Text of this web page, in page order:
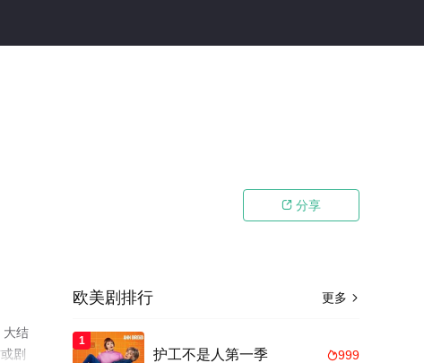
 分享
大结
剧
更多 
欧美剧排行
1
999
护工不是人第一季